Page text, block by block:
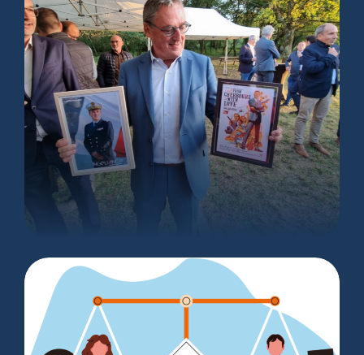
Départ en retraite Jean-Louis
DARZACQ